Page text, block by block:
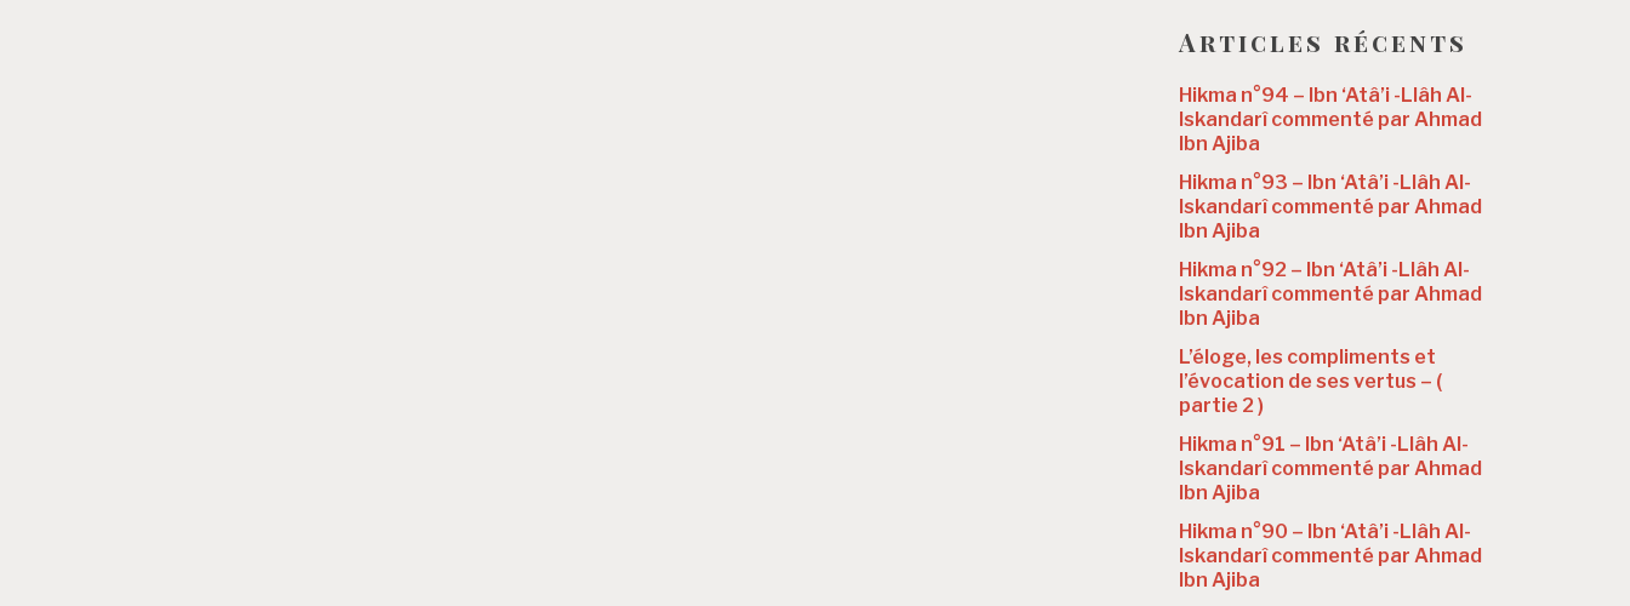
Articles récents
Hikma n°94 – Ibn ‘Atâ’i -Llâh Al-
Iskandarî commenté par Ahmad
Ibn Ajiba
Hikma n°93 – Ibn ‘Atâ’i -Llâh Al-
Iskandarî commenté par Ahmad
Ibn Ajiba
Hikma n°92 – Ibn ‘Atâ’i -Llâh Al-
Iskandarî commenté par Ahmad
Ibn Ajiba
L’éloge, les compliments et
l’évocation de ses vertus – (
partie 2 )
Hikma n°91 – Ibn ‘Atâ’i -Llâh Al-
Iskandarî commenté par Ahmad
Ibn Ajiba
Hikma n°90 – Ibn ‘Atâ’i -Llâh Al-
Iskandarî commenté par Ahmad
Ibn Ajiba